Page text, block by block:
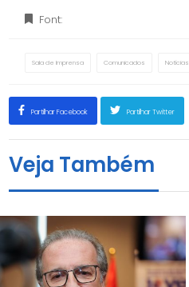
Font:
Sala de Imprensa Comunicados Notícias
Partilhar Facebook Partilhar Twitter
Veja Também